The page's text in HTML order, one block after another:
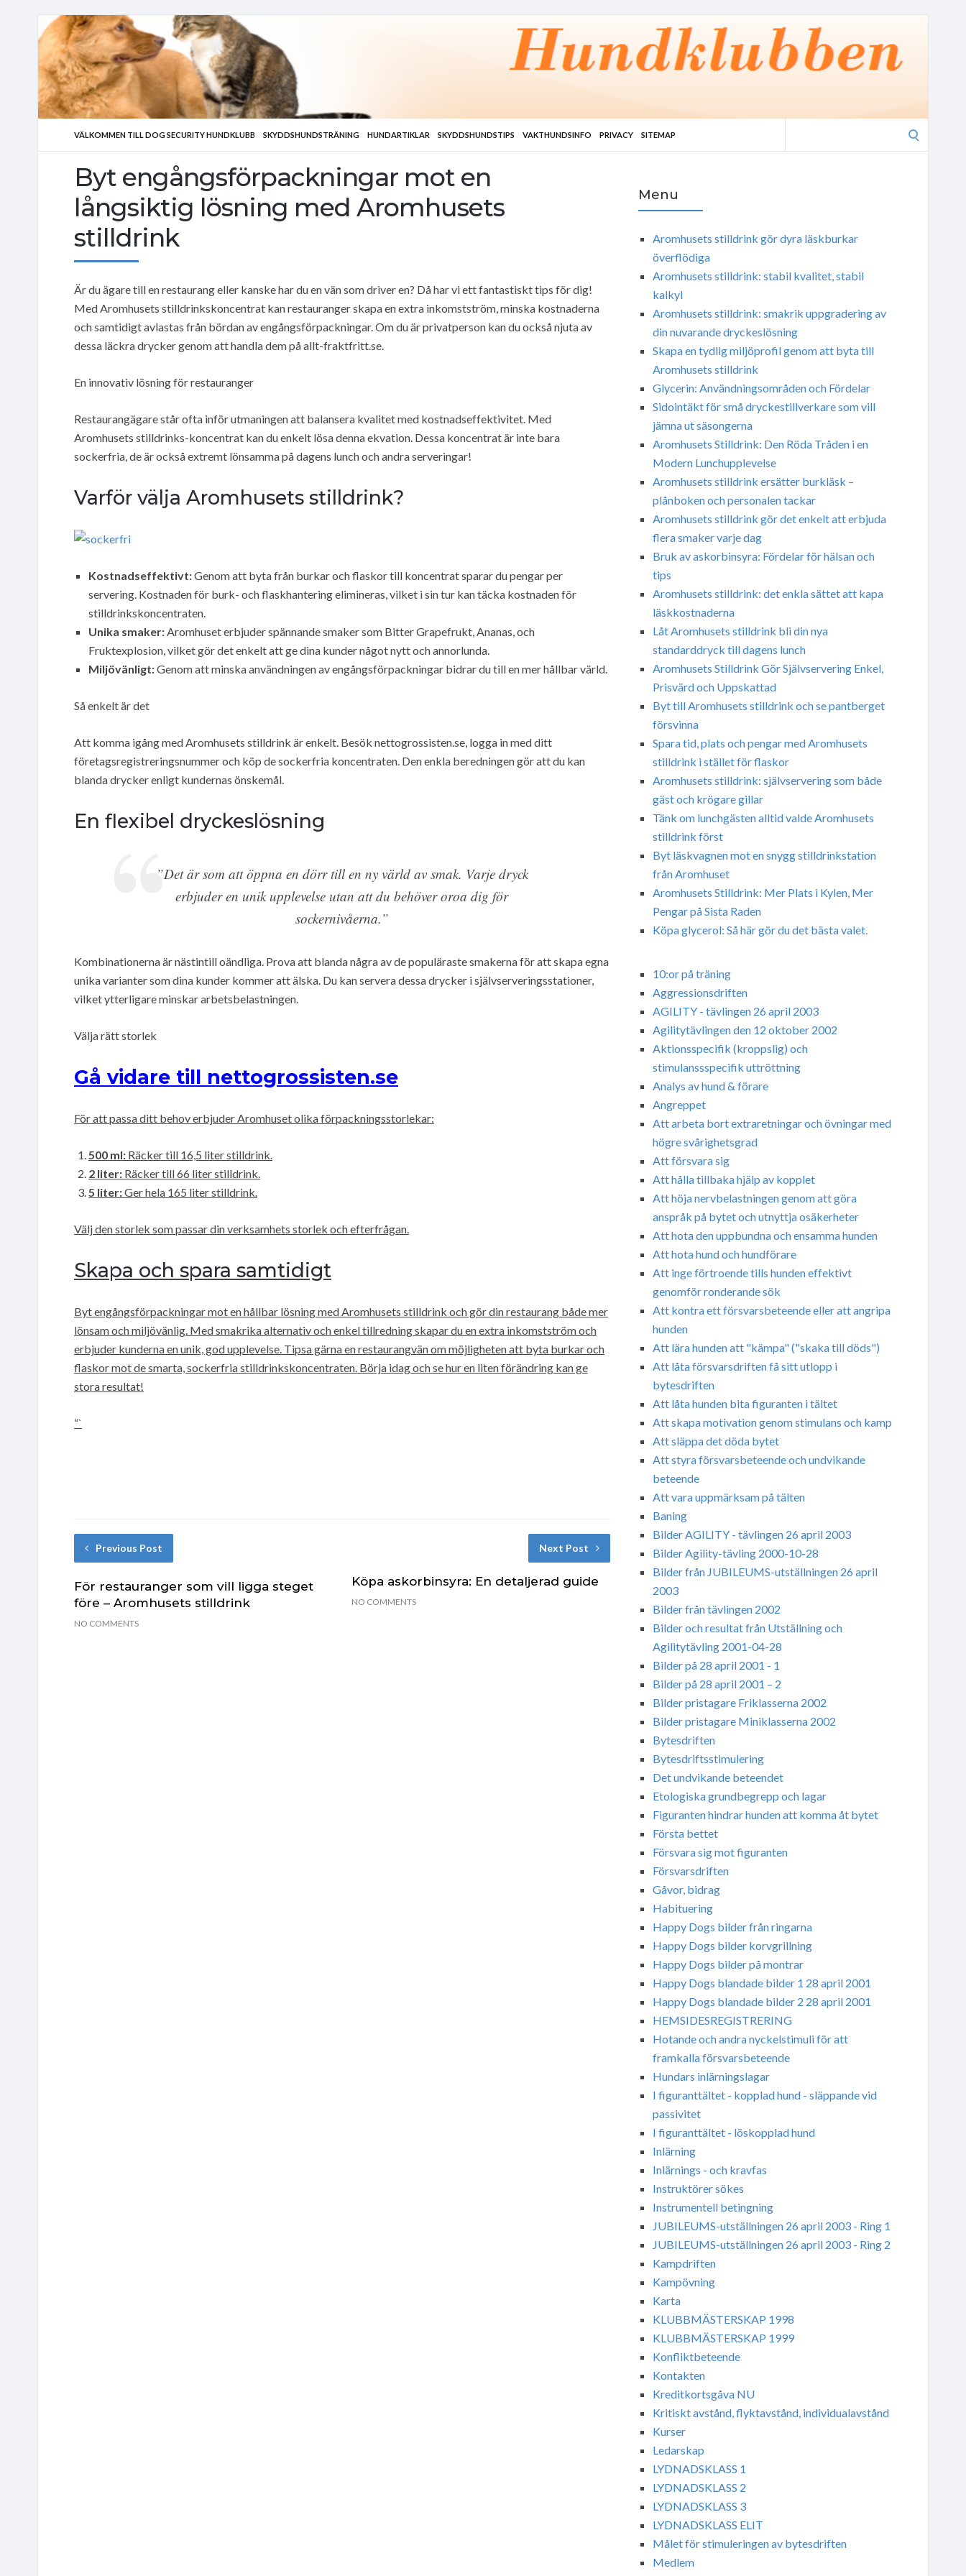
VÄLKOMMEN TILL DOG SECURITY HUNDKLUBB SKYDDSHUNDSTRÄNING HUNDARTIKLAR SKYDDSHUNDSTIPS VAKTHUNDSINFO PRIVACY SITEMAP
Byt engångsförpackningar mot en
långsiktig lösning med Aromhusets
stilldrink
Är du ägare till en restaurang eller kanske har du en vän som driver en? Då har vi ett fantastiskt tips för dig!
Med Aromhusets stilldrinkskoncentrat kan restauranger skapa en extra inkomstström, minska kostnaderna
och samtidigt avlastas från bördan av engångsförpackningar. Om du är privatperson kan du också njuta av
dessa läckra drycker genom att handla dem på allt-fraktfritt.se.
En innovativ lösning för restauranger
Restaurangägare står ofta inför utmaningen att balansera kvalitet med kostnadseffektivitet. Med
Aromhusets stilldrinks-koncentrat kan du enkelt lösa denna ekvation. Dessa koncentrat är inte bara
sockerfria, de är också extremt lönsamma på dagens lunch och andra serveringar!
Varför välja Aromhusets stilldrink?
Kostnadseffektivt:Genom att byta från burkar och flaskor till koncentrat sparar du pengar per
servering. Kostnaden för burk- och flaskhantering elimineras, vilket i sin tur kan täcka kostnaden för
stilldrinkskoncentraten.
Unika smaker:Aromhuset erbjuder spännande smaker som Bitter Grapefrukt, Ananas, och
Fruktexplosion, vilket gör det enkelt att ge dina kunder något nytt och annorlunda.
Miljövänligt:Genom att minska användningen av engångsförpackningar bidrar du till en mer hållbar värld.
Så enkelt är det
Att komma igång med Aromhusets stilldrink är enkelt. Besök nettogrossisten.se, logga in med ditt
företagsregistreringsnummer och köp de sockerfria koncentraten. Den enkla beredningen gör att du kan
blanda drycker enligt kundernas önskemål.
En flexibel dryckeslösning
”Det är som att öppna en dörr till en ny värld av smak. Varje dryck
erbjuder en unik upplevelse utan att du behöver oroa dig för
sockernivåerna.”
Kombinationerna är nästintill oändliga. Prova att blanda några av de populäraste smakerna för att skapa egna
unika varianter som dina kunder kommer att älska. Du kan servera dessa drycker i självserveringsstationer,
vilket ytterligare minskar arbetsbelastningen.
Välja rätt storlek
Gå vidare till nettogrossisten.se
För att passa ditt behov erbjuder Aromhuset olika förpackningsstorlekar:
500 ml: Räcker till 16,5 liter stilldrink.
2 liter: Räcker till 66 liter stilldrink.
5 liter:Ger hela 165 liter stilldrink.
Välj den storlek som passar din verksamhets storlek och efterfrågan.
Skapa och spara samtidigt
Byt engångsförpackningar mot en hållbar lösning med Aromhusets stilldrink och gör din restaurang både mer
lönsam och miljövänlig. Med smakrika alternativ och enkel tillredning skapar du en extra inkomstström och
erbjuder kunderna en unik, god upplevelse. Tipsa gärna en restaurangvän om möjligheten att byta burkar och
flaskor mot de smarta, sockerfria stilldrinkskoncentraten. Börja idag och se hur en liten förändring kan ge
stora resultat!
“`
Previous Post
För restauranger som vill ligga steget
före – Aromhusets stilldrink
NO COMMENTS
Next Post
Köpa askorbinsyra: En detaljerad guide
NO COMMENTS
Menu
Aromhusets stilldrink gör dyra läskburkar
överflödiga
Aromhusets stilldrink: stabil kvalitet, stabil
kalkyl
Aromhusets stilldrink: smakrik uppgradering av
din nuvarande dryckeslösning
Skapa en tydlig miljöprofil genom att byta till
Aromhusets stilldrink
Glycerin: Användningsområden och Fördelar
Sidointäkt för små dryckestillverkare som vill
jämna ut säsongerna
Aromhusets Stilldrink: Den Röda Tråden i en
Modern Lunchupplevelse
Aromhusets stilldrink ersätter burkläsk –
plånboken och personalen tackar
Aromhusets stilldrink gör det enkelt att erbjuda
flera smaker varje dag
Bruk av askorbinsyra: Fördelar för hälsan och
tips
Aromhusets stilldrink: det enkla sättet att kapa
läskkostnaderna
Låt Aromhusets stilldrink bli din nya
standarddryck till dagens lunch
Aromhusets Stilldrink Gör Självservering Enkel,
Prisvärd och Uppskattad
Byt till Aromhusets stilldrink och se pantberget
försvinna
Spara tid, plats och pengar med Aromhusets
stilldrink i stället för flaskor
Aromhusets stilldrink: självservering som både
gäst och krögare gillar
Tänk om lunchgästen alltid valde Aromhusets
stilldrink först
Byt läskvagnen mot en snygg stilldrinkstation
från Aromhuset
Aromhusets Stilldrink: Mer Plats i Kylen, Mer
Pengar på Sista Raden
Köpa glycerol: Så här gör du det bästa valet.
10:or på träning
Aggressionsdriften
AGILITY - tävlingen 26 april 2003
Agilitytävlingen den 12 oktober 2002
Aktionsspecifik (kroppslig) och
stimulanssspecifik uttröttning
Analys av hund & förare
Angreppet
Att arbeta bort extraretningar och övningar med
högre svårighetsgrad
Att försvara sig
Att hålla tillbaka hjälp av kopplet
Att höja nervbelastningen genom att göra
anspråk på bytet och utnyttja osäkerheter
Att hota den uppbundna och ensamma hunden
Att hota hund och hundförare
Att inge förtroende tills hunden effektivt
genomför ronderande sök
Att kontra ett försvarsbeteende eller att angripa
hunden
Att lära hunden att "kämpa" ("skaka till döds")
Att låta försvarsdriften få sitt utlopp i
bytesdriften
Att låta hunden bita figuranten i tältet
Att skapa motivation genom stimulans och kamp
Att släppa det döda bytet
Att styra försvarsbeteende och undvikande
beteende
Att vara uppmärksam på tälten
Baning
Bilder AGILITY - tävlingen 26 april 2003
Bilder Agility-tävling 2000-10-28
Bilder från JUBILEUMS-utställningen 26 april
2003
Bilder från tävlingen 2002
Bilder och resultat från Utställning och
Agilitytävling 2001-04-28
Bilder på 28 april 2001 - 1
Bilder på 28 april 2001 – 2
Bilder pristagare Friklasserna 2002
Bilder pristagare Miniklasserna 2002
Bytesdriften
Bytesdriftsstimulering
Det undvikande beteendet
Etologiska grundbegrepp och lagar
Figuranten hindrar hunden att komma åt bytet
Första bettet
Försvara sig mot figuranten
Försvarsdriften
Gåvor, bidrag
Habituering
Happy Dogs bilder från ringarna
Happy Dogs bilder korvgrillning
Happy Dogs bilder på montrar
Happy Dogs blandade bilder 1 28 april 2001
Happy Dogs blandade bilder 2 28 april 2001
HEMSIDESREGISTRERING
Hotande och andra nyckelstimuli för att
framkalla försvarsbeteende
Hundars inlärningslagar
I figuranttältet - kopplad hund - släppande vid
passivitet
I figuranttältet - löskopplad hund
Inlärning
Inlärnings - och kravfas
Instruktörer sökes
Instrumentell betingning
JUBILEUMS-utställningen 26 april 2003 - Ring 1
JUBILEUMS-utställningen 26 april 2003 - Ring 2
Kampdriften
Kampövning
Karta
KLUBBMÄSTERSKAP 1998
KLUBBMÄSTERSKAP 1999
Konfliktbeteende
Kontakten
Kreditkortsgåva NU
Kritiskt avstånd, flyktavstånd, individualavstånd
Kurser
Ledarskap
LYDNADSKLASS 1
LYDNADSKLASS 2
LYDNADSKLASS 3
LYDNADSKLASS ELIT
Målet för stimuleringen av bytesdriften
Medlem